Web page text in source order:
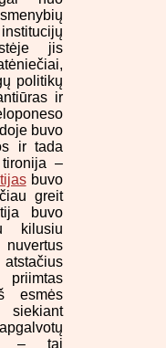
jis
politikų
ir
buvo
ir tada
–
buvo
greit
buvo
kilusiu
nuvertus
esmės
siekiant
– tai